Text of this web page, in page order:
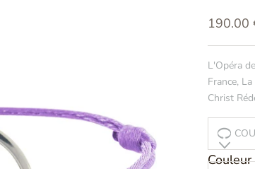
Prix de
190.00
L'Opéra
France,
Christ